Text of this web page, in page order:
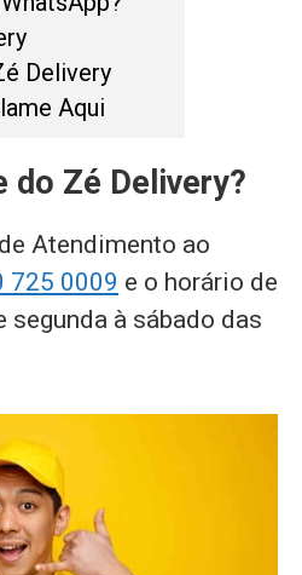
Delivery
Aqui
do Zé Delivery?
Atendimento ao
725 0009 e o horário de
à sábado das